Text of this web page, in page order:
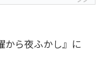
から夜ふかし』に